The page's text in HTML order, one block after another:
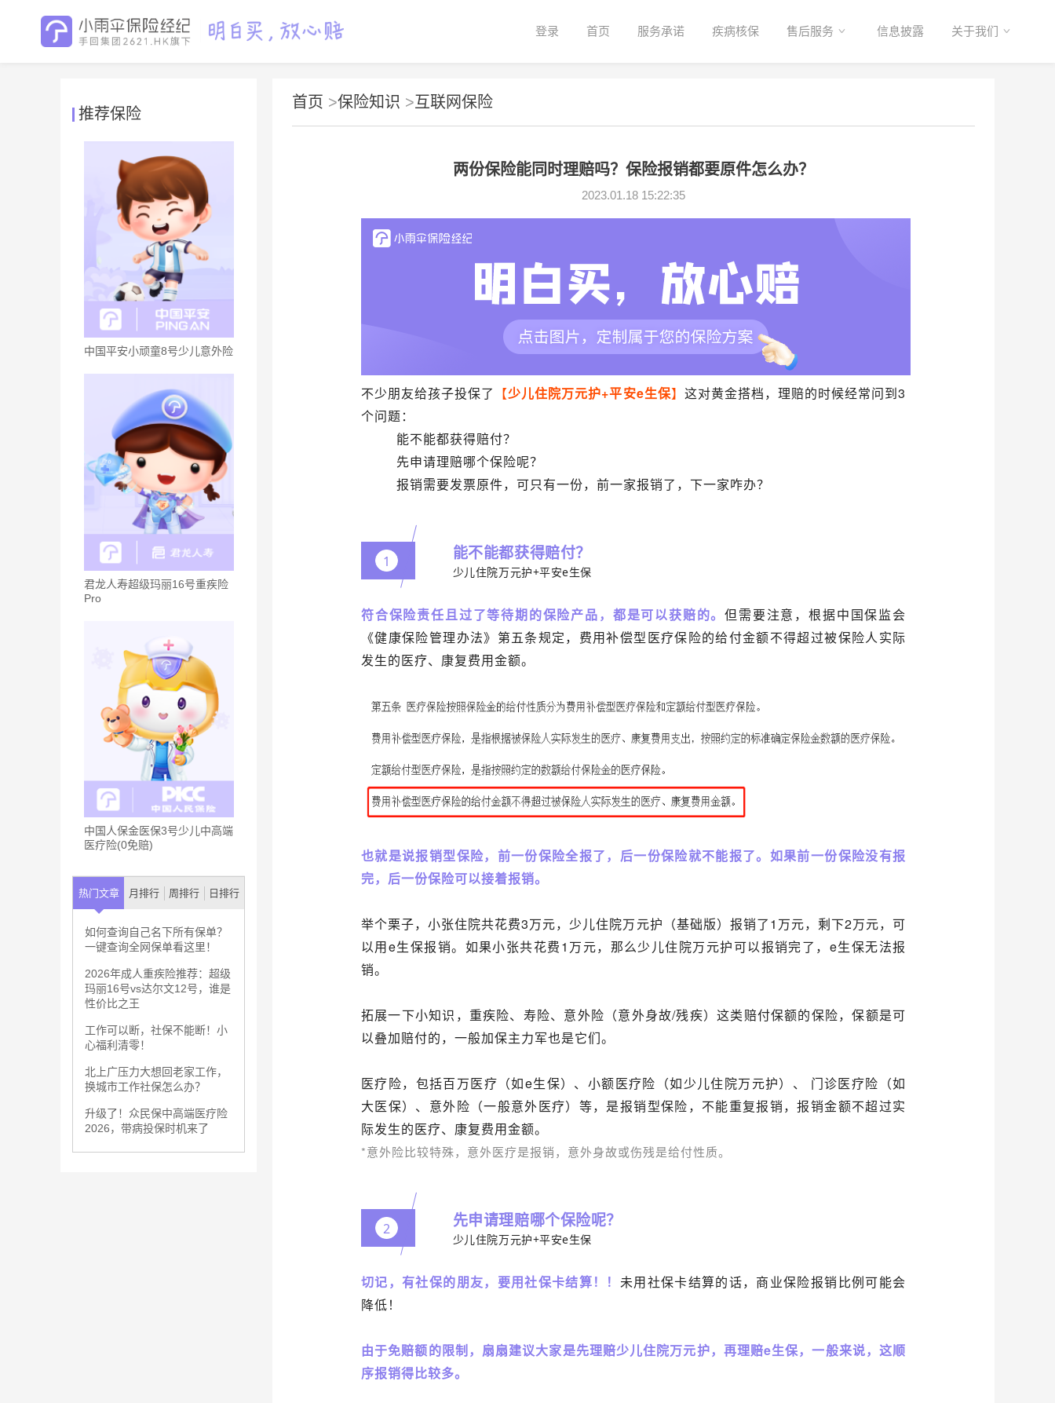
登录 首页 服务承诺 疾病核保 售后服务 信息披露 关于我们
推荐保险
中国平安小顽童8号少儿意外险
君龙人寿超级玛丽16号重疾险
Pro
中国人保金医保3号少儿中高端
医疗险(0免赔)
热门文章 月排行 周排行 日排行
如何查询自己名下所有保单？
一键查询全网保单看这里！
2026年成人重疾险推荐：超级
玛丽16号vs达尔文12号，谁是
性价比之王
工作可以断，社保不能断！小
心福利清零！
北上广压力大想回老家工作，
换城市工作社保怎么办？
升级了！众民保中高端医疗险
2026，带病投保时机来了
首页 >保险知识 > 互联网保险
两份保险能同时理赔吗？保险报销都要原件怎么办？
2023.01.18 15:22:35
不少朋友给孩子投保了 【少儿住院万元护+平安e生保】 这对黄金搭档，理赔的时候经常问到3
个问题：
能不能都获得赔付？
先申请理赔哪个保险呢？
报销需要发票原件，可只有一份，前一家报销了，下一家咋办？
1 能不能都获得赔付？
少儿住院万元护+平安e生保
符合保险责任且过了等待期的保险产品，都是可以获赔的。但需要注意，根据中国保监会
《健康保险管理办法》第五条规定，费用补偿型医疗保险的给付金额不得超过被保险人实际
发生的医疗、康复费用金额。
也就是说报销型保险，前一份保险全报了，后一份保险就不能报了。如果前一份保险没有报
完，后一份保险可以接着报销。
举个栗子，小张住院共花费3万元，少儿住院万元护（基础版）报销了1万元，剩下2万元，可
以用e生保报销。如果小张共花费1万元，那么少儿住院万元护可以报销完了，e生保无法报
销。
拓展一下小知识，重疾险、寿险、意外险（意外身故/残疾）这类赔付保额的保险，保额是可
以叠加赔付的，一般加保主力军也是它们。
医疗险，包括百万医疗（如e生保）、小额医疗险（如少儿住院万元护）、 门诊医疗险（如
大医保）、意外险（一般意外医疗）等，是报销型保险，不能重复报销，报销金额不超过实
际发生的医疗、康复费用金额。
*意外险比较特殊，意外医疗是报销，意外身故或伤残是给付性质。
2 先申请理赔哪个保险呢？
少儿住院万元护+平安e生保
切记，有社保的朋友，要用社保卡结算！！ 未用社保卡结算的话，商业保险报销比例可能会
降低！
由于免赔额的限制，扇扇建议大家是先理赔少儿住院万元护，再理赔e生保，一般来说，这顺
序报销得比较多。